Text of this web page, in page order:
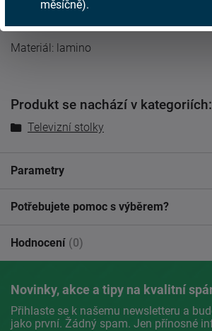
Výška: 42 cm
Materiál: lamino
Produkt se nachází v kategoriích:
Televizní stolky
Parametry
Potřebujete pomoc s výběrem?
Hodnocení (0)
Novinky, akce a tipy na kvalitní
Přihlaste se k našemu newsletteru a
jako první. Žádný spam. Jen přínosné
měsíčně).